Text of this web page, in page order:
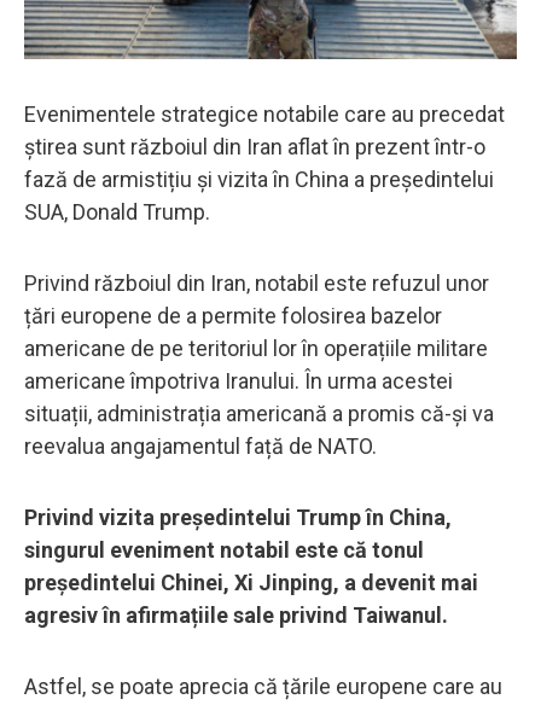
Evenimentele strategice notabile care au precedat
știrea sunt războiul din Iran aflat în prezent într-o
fază de armistițiu și vizita în China a președintelui
SUA, Donald Trump.
Privind războiul din Iran, notabil este refuzul unor
țări europene de a permite folosirea bazelor
americane de pe teritoriul lor în operațiile militare
americane împotriva Iranului. În urma acestei
situații, administrația americană a promis că-și va
reevalua angajamentul față de NATO.
Privind vizita președintelui Trump în China,
singurul eveniment notabil este că tonul
președintelui Chinei, Xi Jinping, a devenit mai
agresiv în afirmațiile sale privind Taiwanul.
Astfel, se poate aprecia că țările europene care au